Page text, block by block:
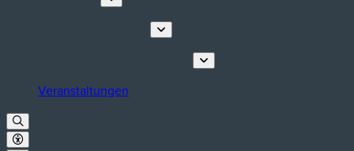
Veranstaltungen